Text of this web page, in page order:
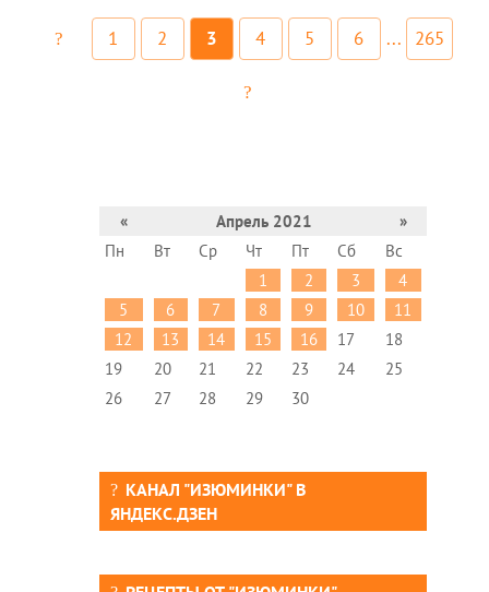
1 2 3 4 5 6 ... 265
« Апрель 2021
»
Пн
Вт Ср Чт Пт Сб
Вс
1
2 3
4
5
6 7 8 9 10
11
12
13 14 15 16 17
18
19
20 21 22 23 24
25
26
27 28 29 30
КАНАЛ "ИЗЮМИНКИ" В
ЯНДЕКС.ДЗЕН